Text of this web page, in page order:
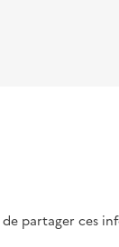
partager ces